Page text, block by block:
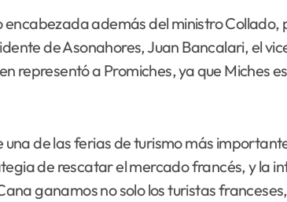
además del ministro
de Asonahores, Juan Bancalari, el
representó a Promiches, ya que Miches
de las ferias de turismo más
de rescatar el mercado francés, y la
ganamos no solo los turistas